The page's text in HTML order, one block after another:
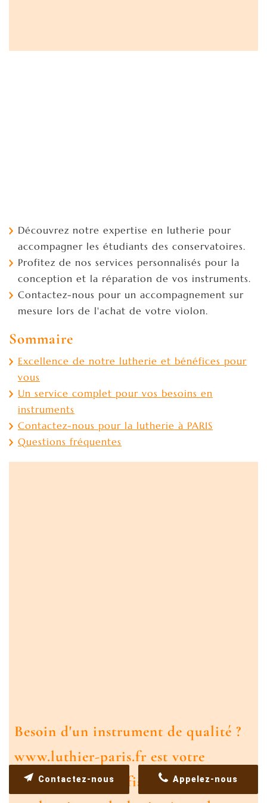
Découvrez notre expertise en lutherie pour
accompagner les étudiants des conservatoires.
Profitez de nos services personnalisés pour la
conception et la réparation de vos instruments.
Contactez-nous pour un accompagnement sur
mesure lors de l'achat de votre violon.
Sommaire
Excellence de notre lutherie et bénéfices pour
vous
Un service complet pour vos besoins en
instruments
Contactez-nous pour la lutherie à PARIS
Questions fréquentes
Besoin d'un instrument de qualité ?
www.luthier-paris.fr est votre
partenaire de confiance pour tous
Appelez-nous
Contactez-nous